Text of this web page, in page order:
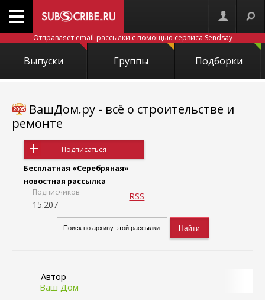
Отправляет email-рассылки с помощью сервиса Sendsay
Выпуски Группы Подборки
ВашДом.ру - всё о строительстве и
ремонте
Подписаться
Бесплатная «Серебряная»
новостная рассылка
Подписчиков
15.207
RSS
Автор
Ваш Дом